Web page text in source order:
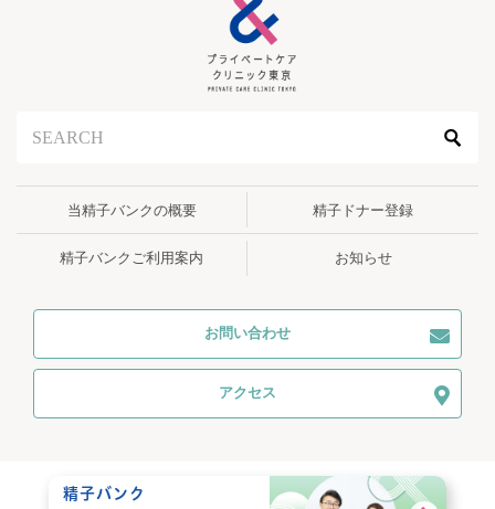
当精子バンクの概要 精子ドナー登録
精子バンクご利用案内 お知らせ
お問い合わせ
アクセス
精子バンク